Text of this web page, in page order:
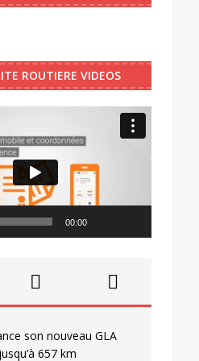
ROUTIERE VIDEOS
00:00
son nouveau GLA
657 km